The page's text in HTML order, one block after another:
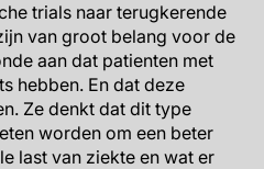
trials naar terugkerende
van groot belang voor de
aan dat patienten met
hebben. En dat deze
Ze denkt dat dit type
worden om een beter
last van ziekte en wat er